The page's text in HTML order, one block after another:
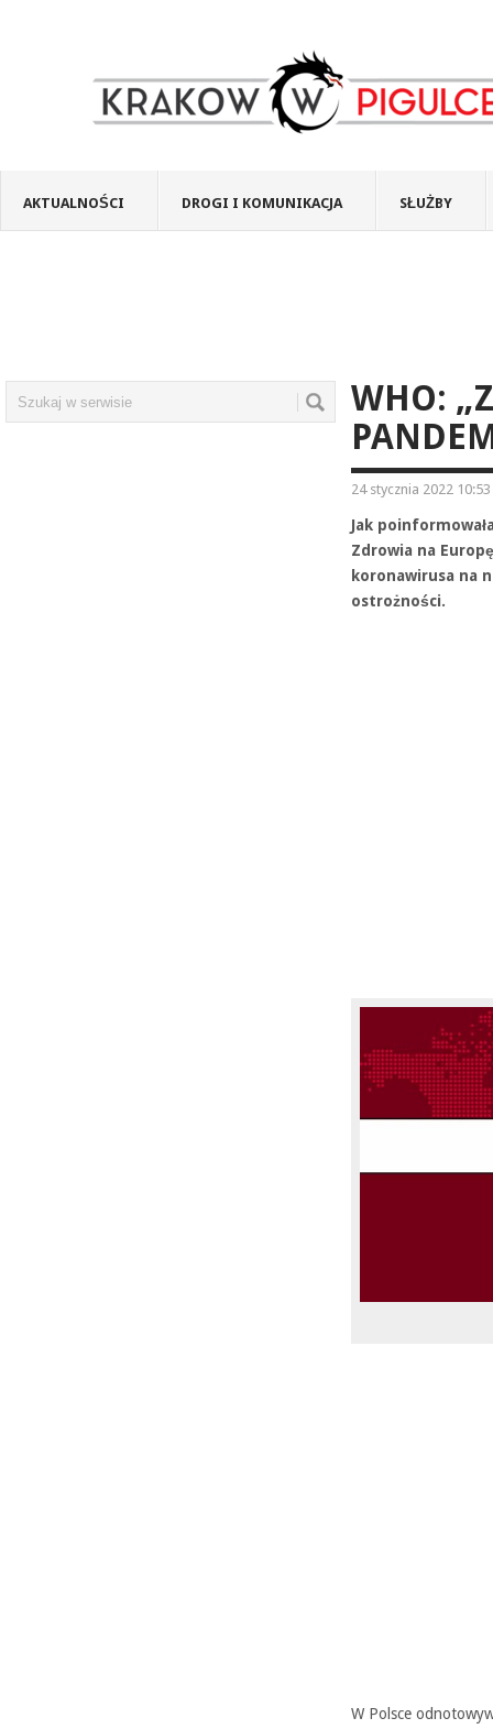
AKTUALNOŚCI DROGI I KOMUNIKACJA SŁUŻBY
WHO:
24 stycznia 2022 10:53
Jak
Zdrowia na
koronawirusa na
ostrożności.
W Polsce